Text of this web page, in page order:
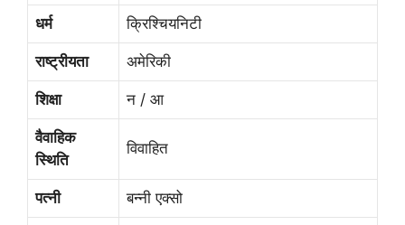
धर्म क्रिश्चियनिटी
राष्ट्रीयता अमेरिकी
शिक्षा न / आ
वैवाहिक
स्थिति
विवाहित
पत्नी बन्नी एक्सो